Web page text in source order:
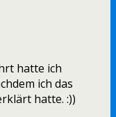
hatte ich
ich das
hatte. :))